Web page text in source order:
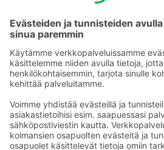
S-ryhmä
Asiakasomistajuus
Yhteishyvä Ruoka -sovellus
S-ostoslista -sovellus
Prisma.fi
Sokos.fi
S-Pankki
Yhteishyvä
Sokos Hotels
Raflaamo